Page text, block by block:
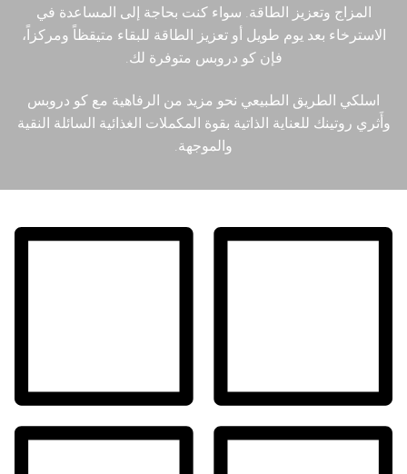
ل.س.د
الكيتامين
简体中文
Čeština
English
Ελληνικά
Português
Русский
المزاج وتعزيز الطاقة. سواء كنت بحاجة إلى المساعدة في
الاسترخاء بعد يوم طويل أو تعزيز الطاقة للبقاء متيقظاً ومركزاً،
فإن كو دروبس متوفرة لك.
اسلكي الطريق الطبيعي نحو مزيد من الرفاهية مع كو دروبس
وأَثري روتينك للعناية الذاتية بقوة المكملات الغذائية السائلة النقية
والموجهة.